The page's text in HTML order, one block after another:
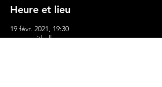
Heure et lieu
19 févr. 2021, 19:30
www.recithall.com